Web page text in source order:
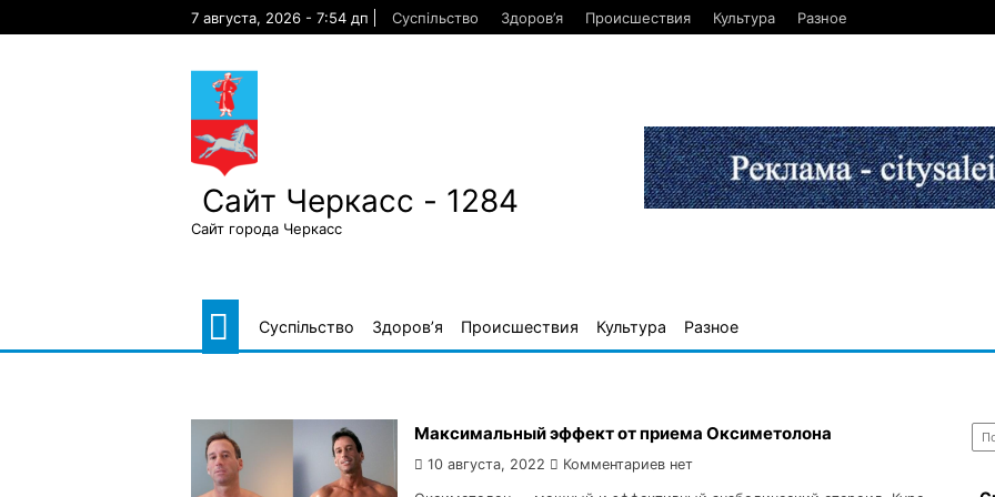
7 августа, 2026 - 7:54 дп Суспільство Здоров’я Происшествия Культура Разное
Сайт Черкасс - 1284
Сайт города Черкасс
Суспільство Здоров’я Происшествия Культура Разное
Максимальный эффект от приема Оксиметолона
10 августа, 2022 Комментариев нет